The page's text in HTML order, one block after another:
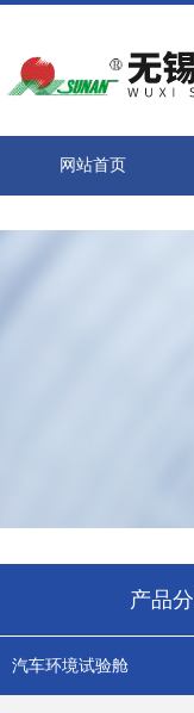
网站首页
产品
汽车环境试验舱